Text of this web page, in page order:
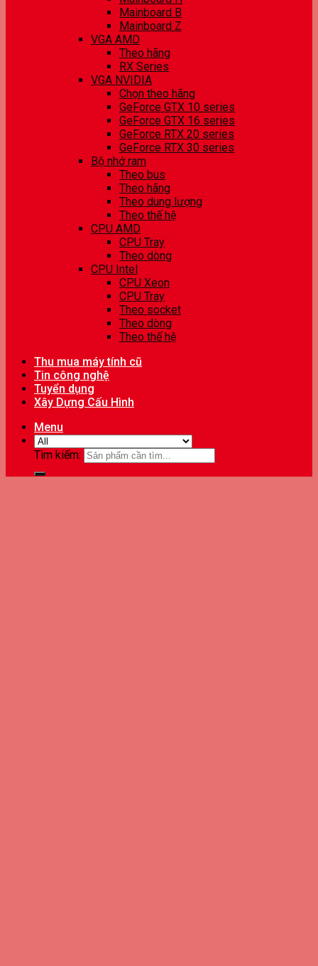
Mainboard B
Mainboard Z
VGA AMD
Theo hãng
RX Series
VGA NVIDIA
Chọn theo hãng
GeForce GTX 10 series
GeForce GTX 16 series
GeForce RTX 20 series
GeForce RTX 30 series
Bộ nhớ ram
Theo bus
Theo hãng
Theo dung lượng
Theo thế hệ
CPU AMD
CPU Tray
Theo dòng
CPU Intel
CPU Xeon
CPU Tray
Theo socket
Theo dòng
Theo thế hệ
Thu mua máy tính cũ
Tin công nghệ
Tuyển dụng
Xây Dựng Cấu Hình
Menu
Tìm kiếm: